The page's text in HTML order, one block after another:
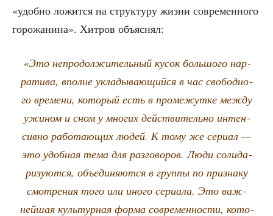
«удоб­но ложит­ся на струк­ту­ру жиз­ни совре­мен­но­го
горо­жа­ни­на». Хит­ров объяснял:
«Это непро­дол­жи­тель­ный кусок боль­шо­го нар­
ра­ти­ва, вполне укла­ды­ва­ю­щий­ся в час сво­бод­но­
го вре­ме­ни, кото­рый есть в про­ме­жут­ке меж­ду
ужи­ном и сном у мно­гих дей­стви­тель­но интен­
сив­но рабо­та­ю­щих людей. К тому же сери­ал —
это удоб­ная тема для раз­го­во­ров. Люди соли­да­
ри­зу­ют­ся, объ­еди­ня­ют­ся в груп­пы по при­зна­ку
смот­ре­ния того или ино­го сери­а­ла. Это важ­
ней­шая куль­тур­ная фор­ма совре­мен­но­сти, кото­